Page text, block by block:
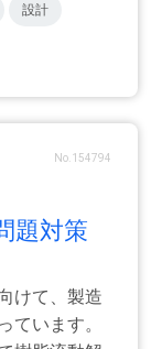
設計
No.154794
題対策
けて、製造
ています。